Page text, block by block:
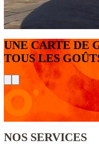
UNE CARTE DE
TOUS LES
NOS SERVICES